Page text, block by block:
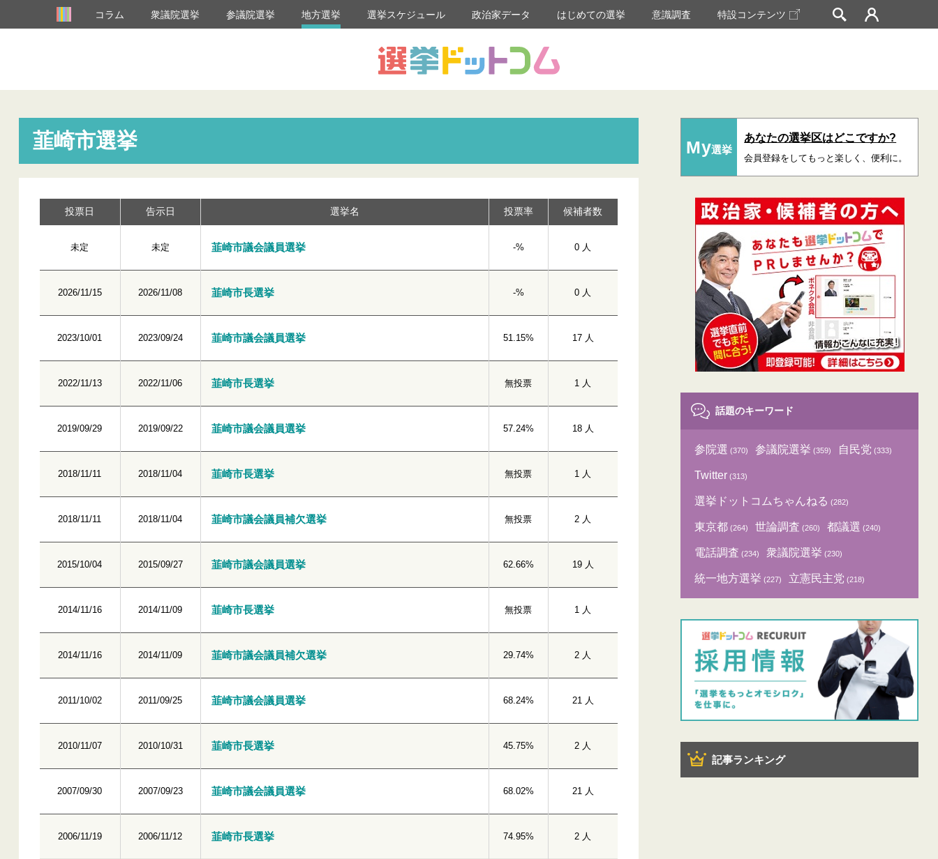
コラム 衆議院選挙 参議院選挙 地方選挙 選挙スケジュール 政治家データ はじめての選挙 意識調査 特設コンテンツ
韮崎市選挙
投票日 告示日 選挙名 投票率 候補者数
未定 未定 韮崎市議会議員選挙 -% 0 人
2026/11/15 2026/11/08 韮崎市長選挙 -% 0 人
2023/10/01 2023/09/24 韮崎市議会議員選挙 51.15% 17 人
2022/11/13 2022/11/06 韮崎市長選挙 無投票 1 人
2019/09/29 2019/09/22 韮崎市議会議員選挙 57.24% 18 人
2018/11/11 2018/11/04 韮崎市長選挙 無投票 1 人
2018/11/11 2018/11/04 韮崎市議会議員補欠選挙 無投票 2 人
2015/10/04 2015/09/27 韮崎市議会議員選挙 62.66% 19 人
2014/11/16 2014/11/09 韮崎市長選挙 無投票 1 人
2014/11/16 2014/11/09 韮崎市議会議員補欠選挙 29.74% 2 人
2011/10/02 2011/09/25 韮崎市議会議員選挙 68.24% 21 人
2010/11/07 2010/10/31 韮崎市長選挙 45.75% 2 人
2007/09/30 2007/09/23 韮崎市議会議員選挙 68.02% 21 人
2006/11/19 2006/11/12 韮崎市長選挙 74.95% 2 人
My選挙
あなたの選挙区はどこですか?
会員登録をしてもっと楽しく、便利に。
話題のキーワード
参院選 (370) 参議院選挙 (359) 自民党 (333)
Twitter (313)
選挙ドットコムちゃんねる (282)
東京都 (264) 世論調査 (260) 都議選 (240)
電話調査 (234) 衆議院選挙 (230)
統一地方選挙 (227) 立憲民主党 (218)
記事ランキング